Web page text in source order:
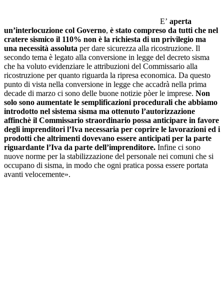
E’ aperta
un’interlocuzione col Governo, è stato compreso da tutti che nel
cratere sismico il 110% non è la richiesta di un privilegio ma
una necessità assoluta per dare sicurezza alla ricostruzione. Il
secondo tema è legato alla conversione in legge del decreto sisma
che ha voluto evidenziare le attribuzioni del Commissario alla
ricostruzione per quanto riguarda la ripresa economica. Da questo
punto di vista nella conversione in legge che accadrà nella prima
decade di marzo ci sono delle buone notizie pòer le imprese. Non
solo sono aumentate le semplificazioni procedurali che abbiamo
introdotto nel sistema sisma ma ottenuto l’autorizzazione
affinchè il Commissario straordinario possa anticipare in favore
degli imprenditori l’Iva necessaria per coprire le lavorazioni ed i
prodotti che altrimenti dovevano essere anticipati per la parte
riguardante l’Iva da parte dell’imprenditore. Infine ci sono
nuove norme per la stabilizzazione del personale nei comuni che si
occupano di sisma, in modo che ogni pratica possa essere portata
avanti velocemente».